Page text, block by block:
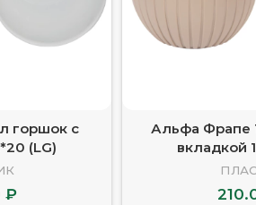
горшок с
(LG)
₽
Альфа Фрапе
вкладкой